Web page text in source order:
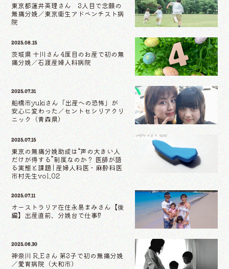
東京都蓮井英理さん 3人目で念願の
無痛分娩／東京衛生アドベンチスト病
院
2025.08.15
茨城県 十川さん 4度目のお産で初の無
痛分娩／石渡産婦人科病院
2025.07.31
船橋市yukiさん「出産への恐怖」が
安心に変わった／セントセシリアクリ
ニック（青森県）
2025.07.15
東京の無痛分娩助成は“声の大きい人
だけが得する”制度なのか？ 医師が語
る実態と課題 | 産婦人科医・麻酔科医
市村先生vol.02
2025.07.11
オーストラリア在住永易まみさん【後
編】出産直前、分娩台で仕事⁉
2025.06.30
神奈川 R.Eさん 第3子で初の無痛分娩
／愛育病院（大和市）